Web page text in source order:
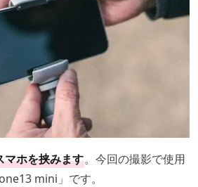
マホを挟みます。今回の撮影で使用
mini」です。